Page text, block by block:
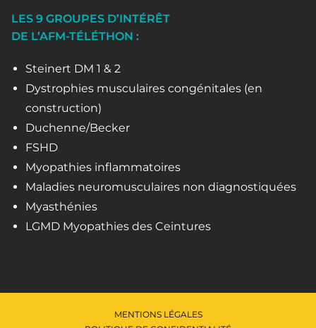
LES 9 GROUPES D’INTÉRÊT
DE L’AFM-TÉLÉTHON :
Steinert DM 1 & 2
Dystrophies musculaires congénitales (en
construction)
Duchenne/Becker
FSHD
Myopathies inflammatoires
Maladies neuromusculaires non diagnostiquées
Myasthénies
LGMD Myopathies des Ceintures
MENTIONS LÉGALES